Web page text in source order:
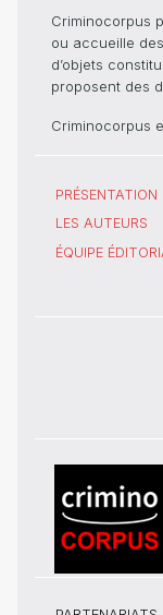
Criminocorpus
ou accueille
d’objets
proposent des
Criminocorpus
PRÉSENTATION
LES AUTEURS
ÉQUIPE